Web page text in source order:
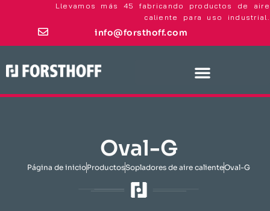
Llevamos más 45 fabricando productos de aire
caliente para uso industrial.
info@forsthoff.com
Oval-G
Página de inicio​Productos​Sopladores de aire calienteOval-G